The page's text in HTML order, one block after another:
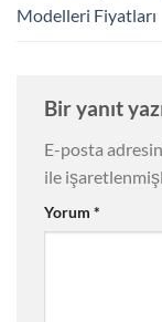
Modelleri Fiyatları
Bir yanıt
E-posta
ile
Yorum *